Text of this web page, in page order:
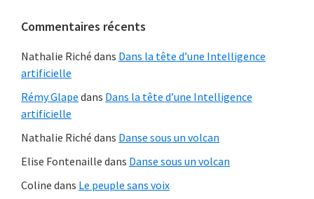
Web
Commentaires récents
Nathalie Riché dans Dans la tête d’une Intelligence
artificielle
Rémy Glape dans Dans la tête d’une Intelligence
artificielle
Nathalie Riché dans Danse sous un volcan
Elise Fontenaille dans Danse sous un volcan
Coline dans Le peuple sans voix